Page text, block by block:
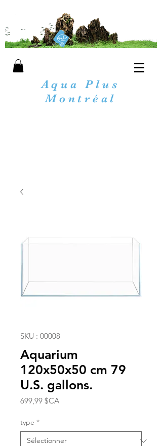
Aqua Plus
Montréal
SKU : 00008
Aquarium
120x50x50 cm 79
U.S. gallons.
699,99 $CAPrix
type *